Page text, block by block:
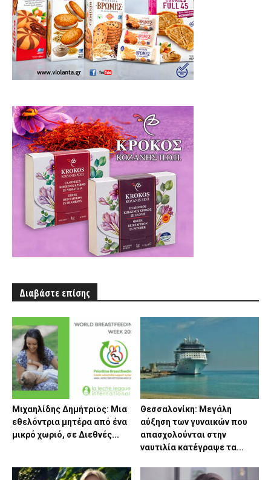
Διαβάστε επίσης
Μιχαηλίδης Δημήτριος: Μια
εθελόντρια μητέρα από ένα
μικρό χωριό, σε Διεθνές...
Θεσσαλονίκη: Μεγάλη
αύξηση των γυναικών που
απασχολούνται στην
ναυτιλία κατέγραψε τα...